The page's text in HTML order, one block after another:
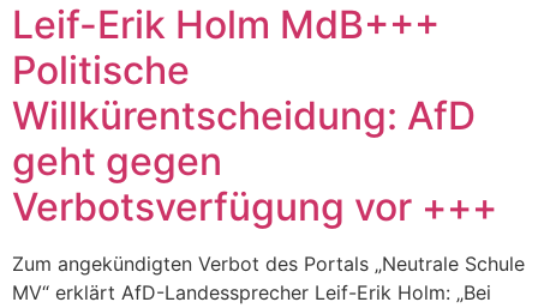
Leif-Erik Holm MdB+++
Politische
Willkürentscheidung: AfD
geht gegen
Verbotsverfügung vor +++
Zum angekündigten Verbot des Portals „Neutrale Schule
MV“ erklärt AfD-Landessprecher Leif-Erik Holm: „Bei